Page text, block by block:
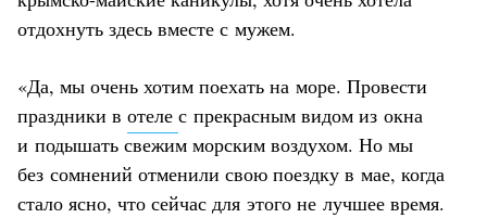
отдохнуть здесь вместе с мужем.
«Да, мы очень хотим поехать на море. Провести
праздники в отеле с прекрасным видом из окна
и подышать свежим морским воздухом. Но мы
без сомнений отменили свою поездку в мае, когда
стало ясно, что сейчас для этого не лучшее время.